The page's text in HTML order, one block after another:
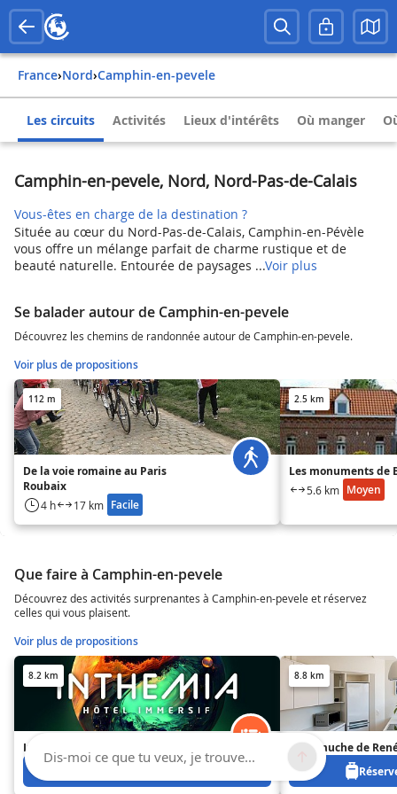
France› Nord› Camphin-en-pevele
Les circuits Activités Lieux d'intérêts Où manger
Camphin-en-pevele, Nord, Nord-Pas-de-Calais
Vous-êtes en charge de la destination ?
Située au cœur du Nord-Pas-de-Calais, Camphin-en-Pévèle
vous offre un mélange parfait de charme rustique et de
beauté naturelle. Entourée de paysages ...Voir plus
Se balader autour de Camphin-en-pevele
Découvrez les chemins de randonnée autour de Camphin-en-pevele.
Voir plus de propositions
112 m
De la voie romaine au Paris
Roubaix
4 h 17 km Facile
2.5 km
Les monuments de
5.6 km Moyen
Que faire à Camphin-en-pevele
Découvrez des activités surprenantes à Camphin-en-pevele et réservez
celles qui vous plaisent.
Voir plus de propositions
8.2 km
Inthemia Hôtel immersif
8.8 km
La Camuche de
Dis-moi ce que tu veux, je trouve...